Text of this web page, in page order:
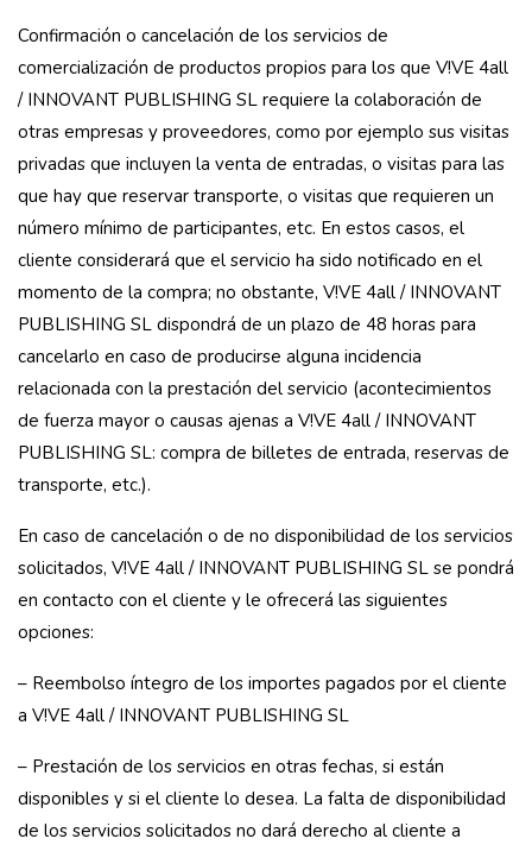
Confirmación o cancelación de los servicios de
comercialización de productos propios para los que V!VE 4all
/ INNOVANT PUBLISHING SL requiere la colaboración de
otras empresas y proveedores, como por ejemplo sus visitas
privadas que incluyen la venta de entradas, o visitas para las
que hay que reservar transporte, o visitas que requieren un
número mínimo de participantes, etc. En estos casos, el
cliente considerará que el servicio ha sido notificado en el
momento de la compra; no obstante, V!VE 4all / INNOVANT
PUBLISHING SL dispondrá de un plazo de 48 horas para
cancelarlo en caso de producirse alguna incidencia
relacionada con la prestación del servicio (acontecimientos
de fuerza mayor o causas ajenas a V!VE 4all / INNOVANT
PUBLISHING SL: compra de billetes de entrada, reservas de
transporte, etc.).
En caso de cancelación o de no disponibilidad de los servicios
solicitados, V!VE 4all / INNOVANT PUBLISHING SL se pondrá
en contacto con el cliente y le ofrecerá las siguientes
opciones:
– Reembolso íntegro de los importes pagados por el cliente
a V!VE 4all / INNOVANT PUBLISHING SL
– Prestación de los servicios en otras fechas, si están
disponibles y si el cliente lo desea. La falta de disponibilidad
de los servicios solicitados no dará derecho al cliente a